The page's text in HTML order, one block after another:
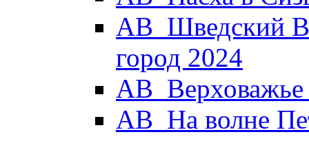
АВ_Шведский
город 2024
АВ_Верховажье
АВ_На волне